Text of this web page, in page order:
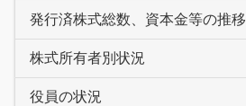
発行済株式総数、資本金等の推移
株式所有者別状況
役員の状況